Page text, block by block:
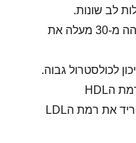
לב שונות.
השמנה- מדד מסת גוף(BMI) הגבוהה מ-30 מעלה את
לכולסטרול גבוה.
פעילות גופנית עוזרת להעלות את רמת הHDL
כולסטרול("הכולסטרול הטוב") ולהוריד את רמת הLDL